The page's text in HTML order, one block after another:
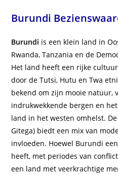
Burundi
Burundi is een klein land in
Rwanda, Tanzania en de
Het land heeft een rijke
door de Tutsi, Hutu en Twa
bekend om zijn mooie natuur,
indrukwekkende bergen en
land in het westen omhelst.
Gitega) biedt een mix van
invloeden. Hoewel Burundi
heeft, met periodes van
een land met veerkrachtige